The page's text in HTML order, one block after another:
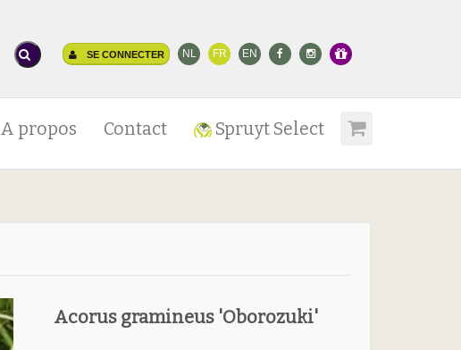
SE CONNECTER NL FR EN
A propos Contact Spruyt Select
Acorus gramineus 'Oborozuki'